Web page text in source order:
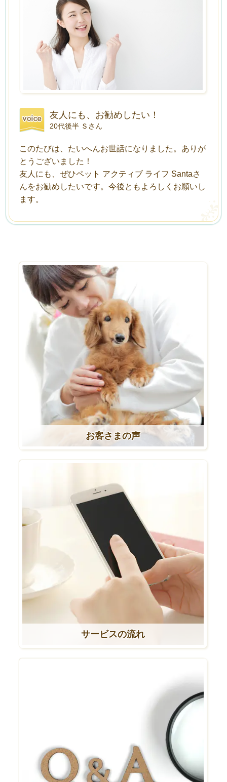
友人にも、お勧めしたい！
20代後半 Ｓさん
このたびは、たいへんお世話になりました。ありが
とうございました！
友人にも、ぜひペット アクティブ ライフ Santaさ
んをお勧めしたいです。今後ともよろしくお願いし
ます。
お客さまの声
サービスの流れ